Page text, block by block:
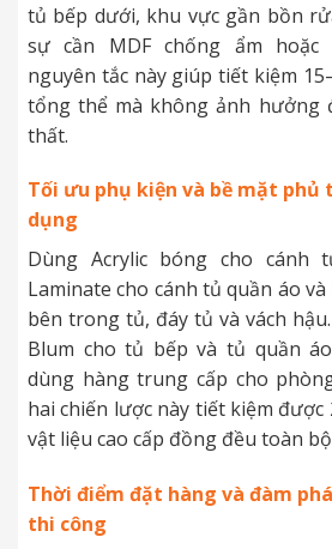
tủ bếp dưới, khu vực gần bồn
sự cần MDF chống ẩm hoặc
nguyên tắc này giúp tiết kiệm
tổng thể mà không ảnh hưởng
thất.
Tối ưu phụ kiện và bề mặt phủ
dụng
Dùng Acrylic bóng cho cánh
Laminate cho cánh tủ quần áo
bên trong tủ, đáy tủ và vách
Blum cho tủ bếp và tủ quần
dùng hàng trung cấp cho
hai chiến lược này tiết kiệm được
vật liệu cao cấp đồng đều toàn
Thời điểm đặt hàng và đàm
thi công